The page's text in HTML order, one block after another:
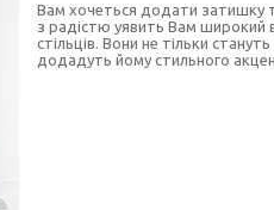
Вам хочеться додати затишку
з радістю уявить Вам широкий
стільців. Вони не тільки
додадуть йому стильного